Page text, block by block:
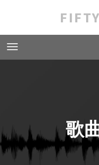
歌